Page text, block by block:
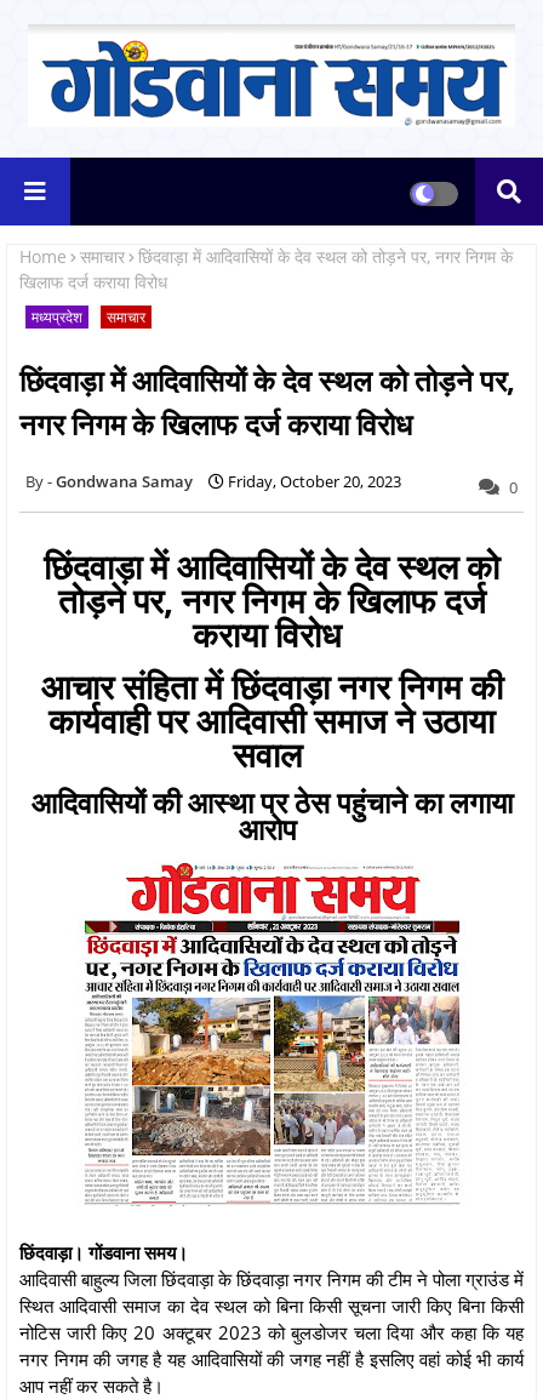
Home समाचार छिंदवाड़ा में आदिवासियों के देव स्थल को तोड़ने पर, नगर निगम के
खिलाफ दर्ज कराया विरोध
मध्यप्रदेश समाचार
छिंदवाड़ा में आदिवासियों के देव स्थल को तोड़ने पर,
नगर निगम के खिलाफ दर्ज कराया विरोध
Gondwana Samay Friday, October 20, 2023 0
छिंदवाड़ा में आदिवासियों के देव स्थल को
तोड़ने पर, नगर निगम के खिलाफ दर्ज
कराया विरोध
आचार संहिता में छिंदवाड़ा नगर निगम की
कार्यवाही पर आदिवासी समाज ने उठाया
सवाल
आदिवासियों की आस्था पर ठेस पहुंचाने का लगाया
आरोप
छिंदवाड़ा। गोंडवाना समय।
आदिवासी बाहुल्य जिला छिंदवाड़ा के छिंदवाड़ा नगर निगम की टीम ने पोला ग्राउंड में
स्थित आदिवासी समाज का देव स्थल को बिना किसी सूचना जारी किए बिना किसी
नोटिस जारी किए 20 अक्टूबर 2023 को बुलडोजर चला दिया और कहा कि यह
नगर निगम की जगह है यह आदिवासियों की जगह नहीं है इसलिए वहां कोई भी कार्य
आप नहीं कर सकते है।